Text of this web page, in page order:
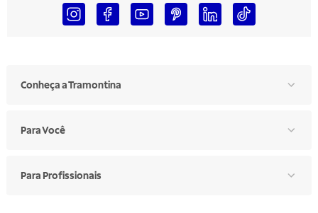
Conheça a Tramontina
Para Você
Para Profissionais